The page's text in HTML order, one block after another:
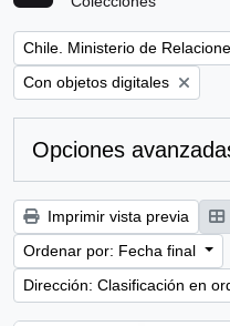
Remove filter:
Chile. Ministerio de
Remove filter:
Con objetos digitales
Opciones
Imprimir vista previa
Ordenar por: Fecha final
Dirección: Clasificación en